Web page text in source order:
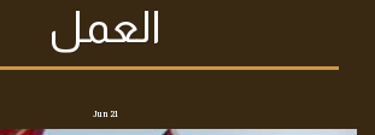
العمل
21
Jun